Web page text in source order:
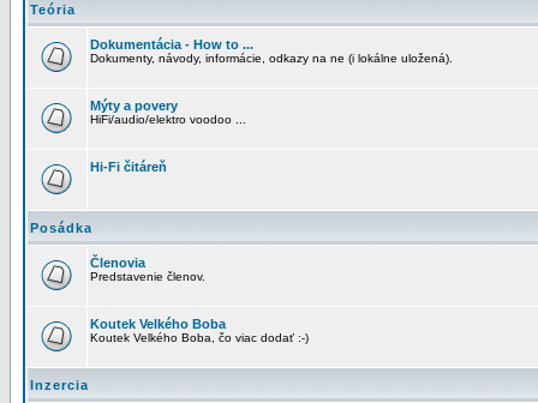
Teória
Dokumentácia - How to ...
Dokumenty, návody, informácie, odkazy na ne (i lokálne uložená).
Mýty a povery
HiFi/audio/elektro voodoo ...
Hi-Fi čitáreň
Posádka
Členovia
Predstavenie členov.
Koutek Velkého Boba
Koutek Velkého Boba, čo viac dodať :-)
Inzercia